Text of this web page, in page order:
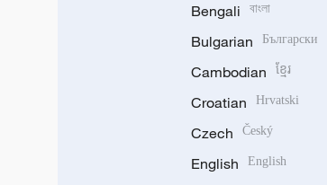
Bengali বাংলা
Bulgarian Български
Cambodian ខ្មែរ
Croatian Hrvatski
Czech Český
English English